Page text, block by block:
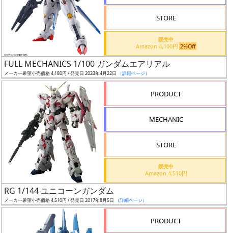
リ
ー
ズ・
況
売
STORE
販売中
Amazon 4,100円 2%Off
FULL MECHANICS 1/100 ガンダムエアリアル
メーカー希望小売価格 4,180円 / 発売日 2023年4月22日 （詳細ページ）
PRODUCT
MECHANIC
STORE
販売中
Amazon 4,510円
RG 1/144 ユニコーンガンダム
メーカー希望小売価格 4,510円 / 発売日 2017年8月5日 （詳細ページ）
PRODUCT